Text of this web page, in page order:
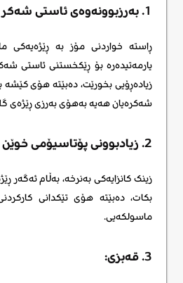
1. بەرزبوونەوەی ئاستی شەکر لە خوێندا:
ڕاستە خواردنی مۆز بە ڕێژەیەکی
یارمەتیدەرە بۆ ڕێکخستنی ئاستی
زیادەڕۆیی بخورێت، دەبێتە هۆی
شەکرەیان هەیە بەهۆی بەرزی ڕێژەی
2. زیادبوونی پۆتاسیۆمی خوێن (هیپەرکالیمیا):
زینک کانزایەکی بەنرخە، بەڵام ئەگەر
بکات، دەبێتە هۆی تێکدانی
ماسولکەیی.
3. قەبزی: